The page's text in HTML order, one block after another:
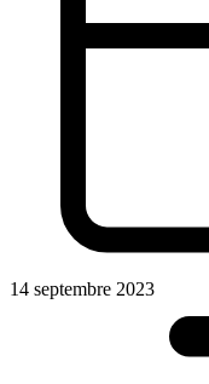
14 septembre 2023